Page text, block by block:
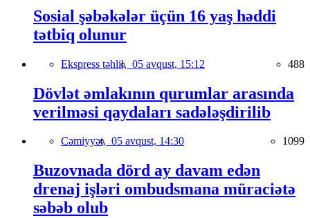
Sosial şəbəkələr üçün 16 yaş həddi
tətbiq olunur
Ekspress təhlil, 05 avqust, 15:12 488
Dövlət əmlakının qurumlar arasında
verilməsi qaydaları sadələşdirilib
Cəmiyyət, 05 avqust, 14:30 1099
Buzovnada dörd ay davam edən
drenaj işləri ombudsmana müraciətə
səbəb olub